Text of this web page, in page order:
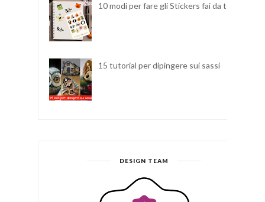
10 modi per fare gli Stickers fai da te
15 tutorial per dipingere sui sassi
DESIGN TEAM